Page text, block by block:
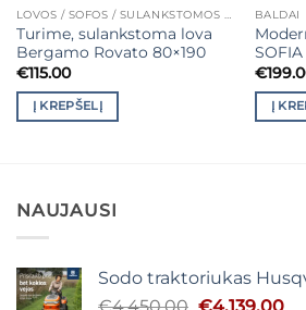
LOVOS / SOFOS / SULANKSTOMOS LOVOS / FOTELIAI
Turime, sulankstoma lova
Bergamo Rovato 80×190
€115.00
Į KREPŠELĮ
BALDAI
€
Į
NAUJAUSI
Sodo traktoriukas
Original